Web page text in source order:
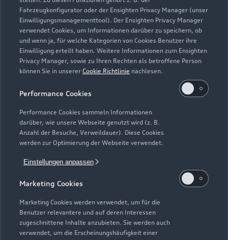
Fahrzeugkonfigurator oder der Ensighten Privacy Manager (unser
Einwilligungsmanagementtool). Der Ensighten Privacy Manager
verwendet Cookies, um Informationen darüber zu speichern, ob
und wenn ja, für welche Kategorien von Cookies Benutzer ihre
Einwilligung erteilt haben. Weitere Informationen zum Ensighten
Privacy Manager, sowie zu Ihren Rechten als betroffene Person
können Sie in unserer Cookie Richtlinie nachlesen.
Performance Cookies
Performance Cookies sammeln Informationen
darüber, wie unsere Webseite genutzt wird (z. B.
Anzahl der Besuche, Verweildauer). Diese Cookies
werden zur Optimierung der Webseite verwendet.
Einstellungen anpassen
Marketing Cookies
Marketing Cookies werden verwendet, um für die
Benutzer relevantere und auf deren Interessen
zugeschnittene Inhalte anzubieten. Sie werden auch
verwendet, um die Erscheinungshäufigkeit einer
Zurück nach oben
Modelle
Elektromodelle
Plug-in-Hybride
Neuwagensuche
Gebrauchtwagensuche
Geschäftskunden
Service & Zubehör
Saisonale Angebote
Audi Services
Garantie
Audi digital services
myAudi
Support
Audi Code
Häufige Fragen (FAQ)
Über Audi
Unternehmen
Karriere